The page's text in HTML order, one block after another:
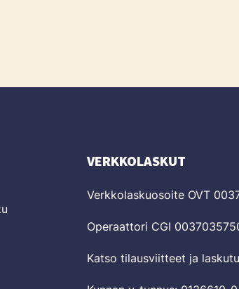
VERKKOLASKUT
Verkkolaskuosoite OVT
Operaattori CGI
Katso tilausviitteet ja